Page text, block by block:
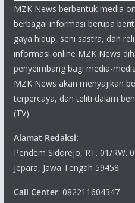
MZK News berbentuk media
berbagai informasi berupa
gaya hidup, seni sastra, dan
informasi online MZK News
penyeimbang bagi media-
MZK News akan menyajikan
terpercaya, dan teliti dalam
(TV).
Alamat Redaksi:
Pendem Sidorejo, RT. 01/RW.
Jepara, Jawa Tengah 59458
Call Center: 082211604347